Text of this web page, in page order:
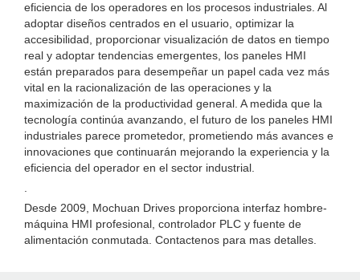
eficiencia de los operadores en los procesos industriales. Al
adoptar diseños centrados en el usuario, optimizar la
accesibilidad, proporcionar visualización de datos en tiempo
real y adoptar tendencias emergentes, los paneles HMI
están preparados para desempeñar un papel cada vez más
vital en la racionalización de las operaciones y la
maximización de la productividad general. A medida que la
tecnología continúa avanzando, el futuro de los paneles HMI
industriales parece prometedor, prometiendo más avances e
innovaciones que continuarán mejorando la experiencia y la
eficiencia del operador en el sector industrial.
Desde 2009, Mochuan Drives proporciona interfaz hombre-
máquina HMI profesional, controlador PLC y fuente de
alimentación conmutada. Contactenos para mas detalles.